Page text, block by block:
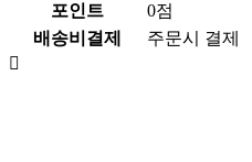
포인트
0점
배송비결제
주문시 결제